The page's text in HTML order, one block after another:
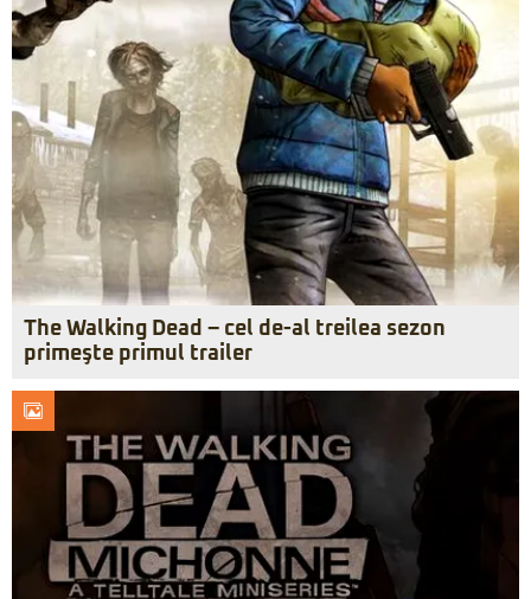
The Walking Dead – cel de-al treilea sezon
primeşte primul trailer